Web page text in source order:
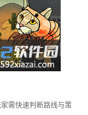
需快速判断路线与策